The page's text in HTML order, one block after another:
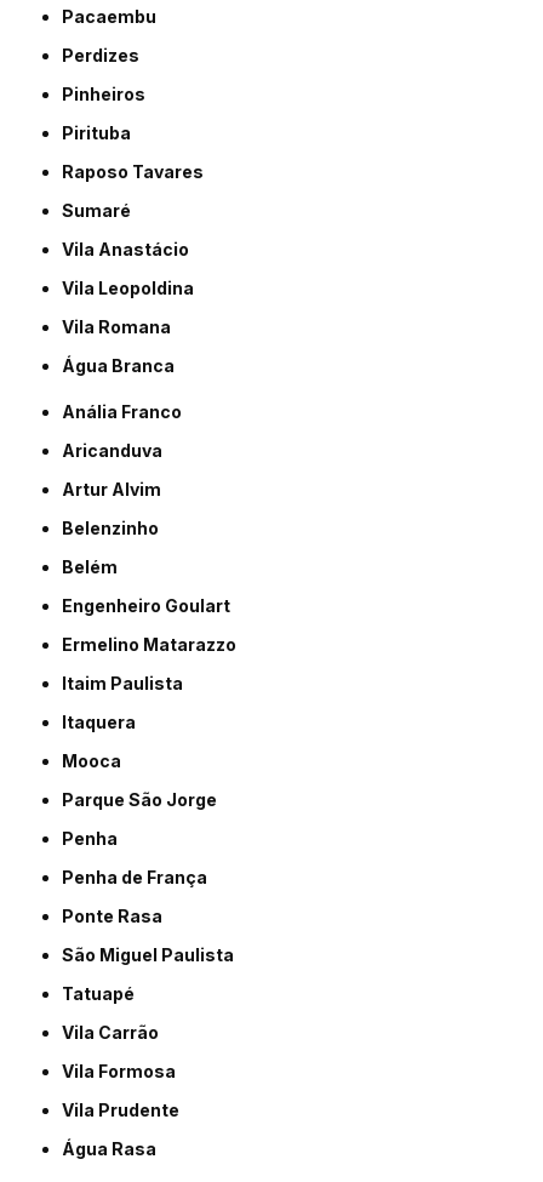
Pacaembu
Perdizes
Pinheiros
Pirituba
Raposo Tavares
Sumaré
Vila Anastácio
Vila Leopoldina
Vila Romana
Água Branca
Anália Franco
Aricanduva
Artur Alvim
Belenzinho
Belém
Engenheiro Goulart
Ermelino Matarazzo
Itaim Paulista
Itaquera
Mooca
Parque São Jorge
Penha
Penha de França
Ponte Rasa
São Miguel Paulista
Tatuapé
Vila Carrão
Vila Formosa
Vila Prudente
Água Rasa